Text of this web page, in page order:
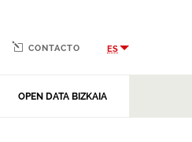
OPEN DATA BIZKAIA
CONTACTO ES